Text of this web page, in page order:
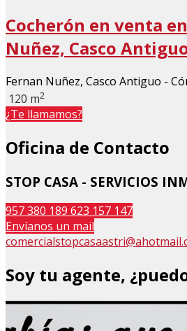
Cocherón en venta
Nuñez, Casco
Fernan Nuñez, Casco Antiguo -
120 m2
¿Te llamamos?
Oficina de Contacto
STOP CASA - SERVICIOS
957 380 189 623 157 147
Envíanos un mail
Soy tu agente,